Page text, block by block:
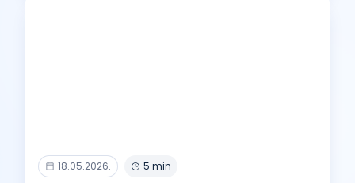
18.05.2026. 5 min